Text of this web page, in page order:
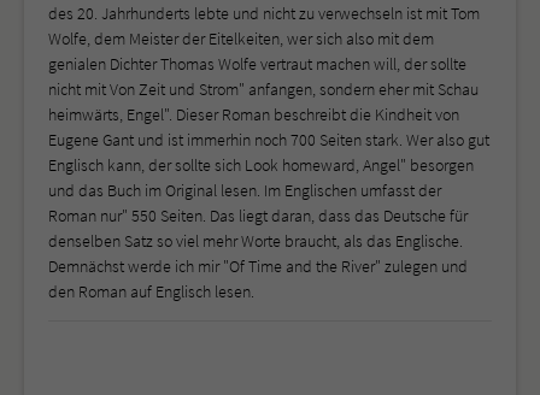
des 20. Jahrhunderts lebte und nicht zu verwechseln ist mit Tom
Wolfe, dem Meister der Eitelkeiten, wer sich also mit dem
genialen Dichter Thomas Wolfe vertraut machen will, der sollte
nicht mit Von Zeit und Strom" anfangen, sondern eher mit Schau
heimwärts, Engel". Dieser Roman beschreibt die Kindheit von
Eugene Gant und ist immerhin noch 700 Seiten stark. Wer also gut
Englisch kann, der sollte sich Look homeward, Angel" besorgen
und das Buch im Original lesen. Im Englischen umfasst der
Roman nur" 550 Seiten. Das liegt daran, dass das Deutsche für
denselben Satz so viel mehr Worte braucht, als das Englische.
Demnächst werde ich mir "Of Time and the River" zulegen und
den Roman auf Englisch lesen.